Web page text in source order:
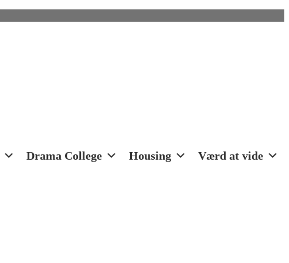
Drama College Housing Værd at vide